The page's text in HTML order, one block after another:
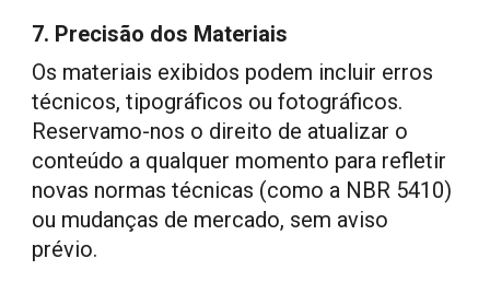
7. Precisão dos Materiais
Os materiais exibidos podem incluir erros
técnicos, tipográficos ou fotográficos.
Reservamo-nos o direito de atualizar o
conteúdo a qualquer momento para refletir
novas normas técnicas (como a NBR 5410)
ou mudanças de mercado, sem aviso
prévio.